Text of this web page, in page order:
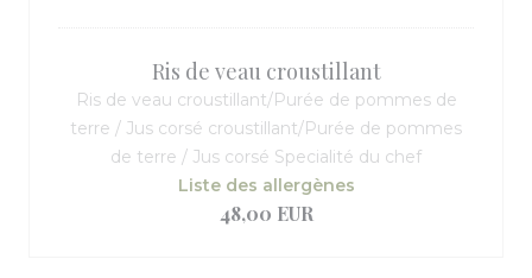
Ris de veau croustillant
Ris de veau croustillant/Purée de pommes de
terre / Jus corsé croustillant/Purée de pommes
de terre / Jus corsé Specialité du chef
Liste des allergènes
48,00 EUR